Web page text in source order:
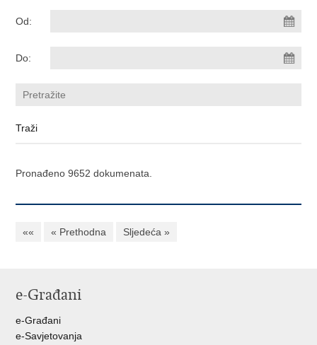
Od:
Do:
Pronađeno 9652 dokumenata.
«« « Prethodna Sljedeća »
e-Građani
e-Građani
e-Savjetovanja